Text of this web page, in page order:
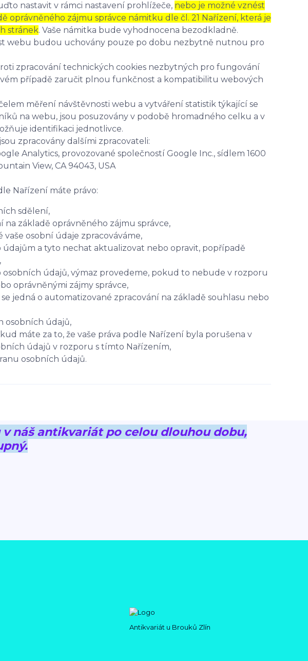
nastavit v rámci nastavení prohlížeče, nebo je možné vznést
oprávněného zájmu správce námitku dle čl. 21 Nařízení, která je
stránek. Vaše námitka bude vyhodnocena bezodkladně.
webu budou uchovány pouze po dobu nezbytně nutnou pro
zpracování technických cookies nezbytných pro fungování
případě zaručit plnou funkčnost a kompatibilitu webových
měření návštěvnosti webu a vytváření statistik týkající se
na webu, jsou posuzovány v podobě hromadného celku a v
identifikaci jednotlivce.
zpracovány dalšími zpracovateli:
Analytics, provozované společností Google Inc., sídlem 1600
View, CA 94043, USA
Nařízení máte právo:
sdělení,
základě oprávněného zájmu správce,
vaše osobní údaje zpracováváme,
a tyto nechat aktualizovat nebo opravit, popřípadě
osobních údajů, výmaz provedeme, pokud to nebude v rozporu
oprávněnými zájmy správce,
jedná o automatizované zpracování na základě souhlasu nebo
osobních údajů,
máte za to, že vaše práva podle Nařízení byla porušena v
údajů v rozporu s tímto Nařízením,
osobních údajů.
náš antikvariát po celou dlouhou dobu,
Antikvariát u Brouků Zlín